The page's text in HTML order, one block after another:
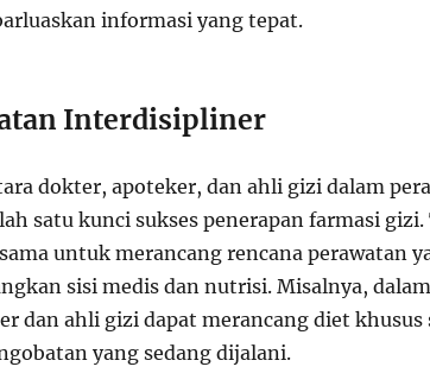
informasi yang tepat.
Interdisipliner
dokter, apoteker, dan ahli gizi dalam
satu kunci sukses penerapan farmasi
untuk merancang rencana perawatan
sisi medis dan nutrisi. Misalnya,
dan ahli gizi dapat merancang diet khusus
yang sedang dijalani.